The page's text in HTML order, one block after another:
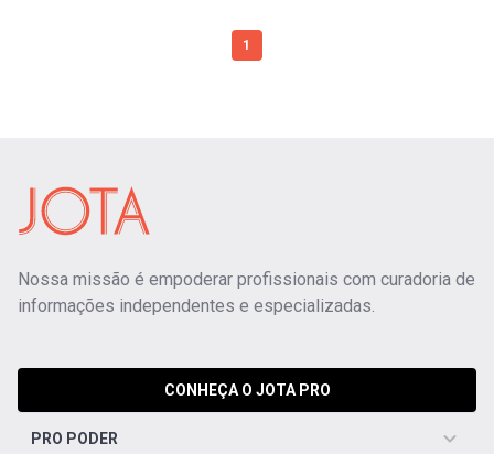
1
Nossa missão é empoderar profissionais com curadoria de
informações independentes e especializadas.
CONHEÇA O JOTA PRO
PRO PODER